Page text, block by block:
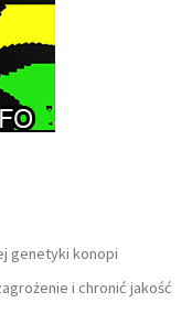
genetyki konopi
i chronić jakość